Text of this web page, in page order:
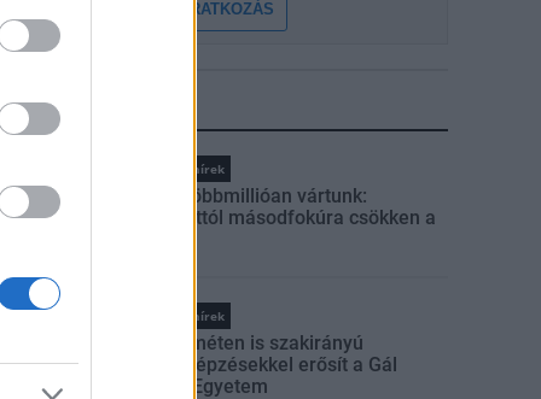
FELIRATKOZÁS
Országos hírek
Amire többmillióan vártunk:
szombattól másodfokúra csökken a
Országos hírek
Kecskeméten is szakirányú
továbbképzésekkel erősít a Gál
Ferenc Egyetem